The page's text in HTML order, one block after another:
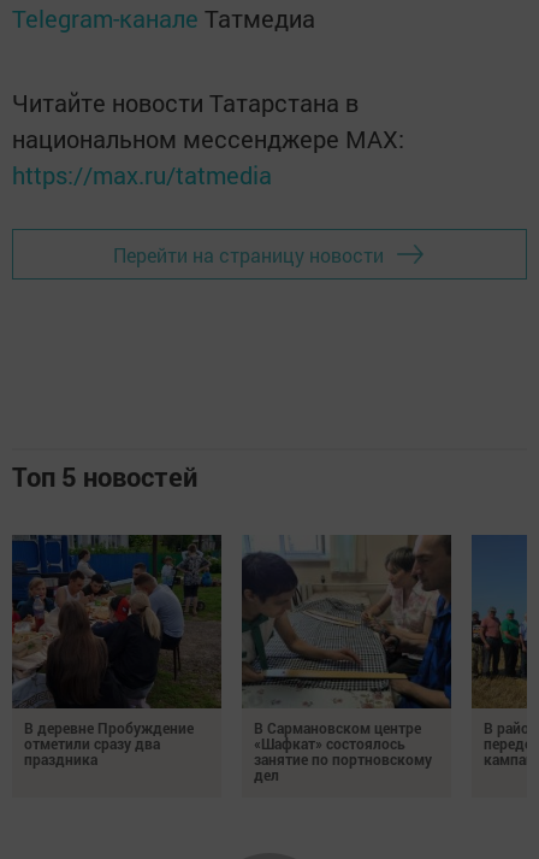
Telegram-канале Татмедиа
Читайте новости Татарстана в
национальном мессенджере MАХ:
https://max.ru/tatmedia
Перейти на страницу новости
Топ 5 новостей
В деревне Пробуждение
отметили сразу два
праздника
В Сармановском центре
«Шафкат» состоялось
занятие по портновскому
дел
В